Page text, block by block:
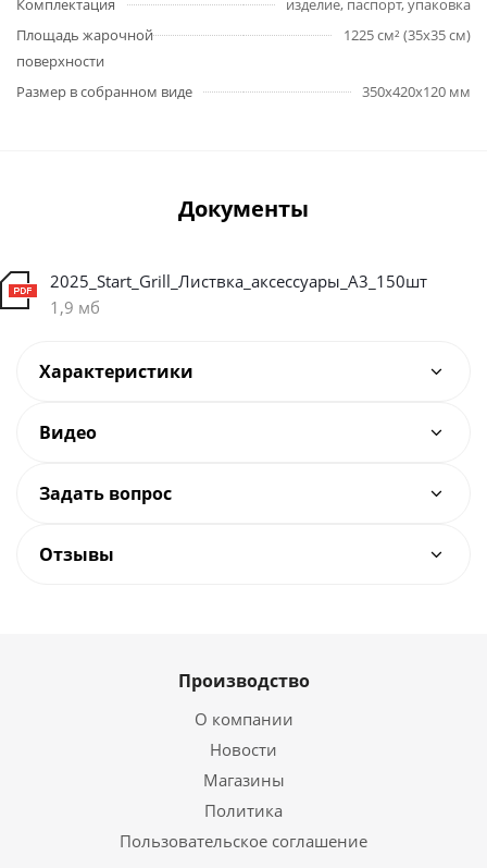
Комплектация
изделие, паспорт, упаковка
Площадь жарочной
поверхности
1225 см² (35х35 см)
Размер в собранном виде 350х420х120 мм
Документы
2025_Start_Grill_Листвка_аксессуары_А3_150шт
1,9 мб
Характеристики
Видео
Задать вопрос
Отзывы
Производство
О компании
Новости
Магазины
Политика
Пользовательское соглашение